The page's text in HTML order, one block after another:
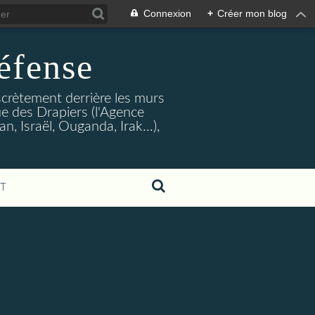
Connexion + Créer mon blog
derrière les murs
des Drapiers (l'Agence
Israël, Ouganda, Irak...),